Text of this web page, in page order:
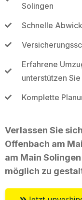
Solingen
Schnelle
Erfahrene
unterstützen Sie
Komplette
Verlassen Sie
Offenbach am
am Main
möglich zu